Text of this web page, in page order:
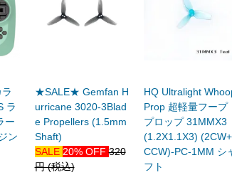
ラ
ー
ン
★SALE★ Gemfan H
urricane 3020-3Blad
e Propellers (1.5mm
Shaft)
SALE 20% OFF320
円 (税込)
HQ Ultralight
Prop 超軽量フープ
プロップ 31MMX3
(1.2X1.1X3)
CCW)-PC-1MM シ
フト